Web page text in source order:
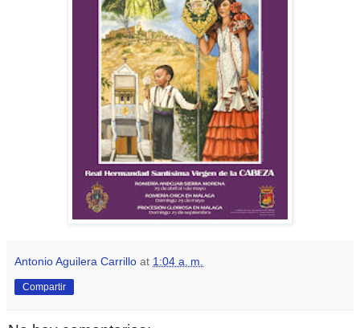
Antonio Aguilera Carrillo at 1:04 a. m.
Compartir